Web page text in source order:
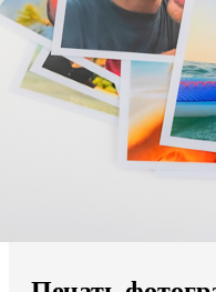
Мы доставляем по всему